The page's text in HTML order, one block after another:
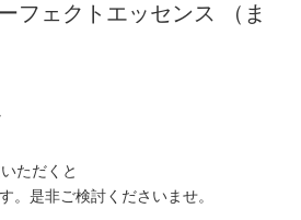
フェクトエッセンス （ま
ただくと
。是非ご検討くださいませ。